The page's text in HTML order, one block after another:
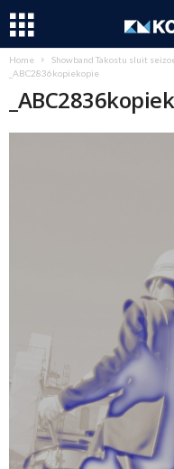
Home
Showband Takostu sluit
_ABC2836kopiekopie